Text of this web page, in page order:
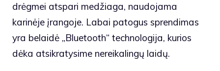
drėgmei atspari medžiaga, naudojama
karinėje įrangoje. Labai patogus sprendimas
yra belaidė „Bluetooth“ technologija, kurios
dėka atsikratysime nereikalingų laidų.